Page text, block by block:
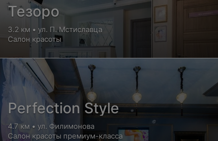
Тезоро
3.2 км • ул. П. Мстиславца
Салон красоты
Perfection Style
4.7 км • ул. Филимонова
Салон красоты премиум-класса